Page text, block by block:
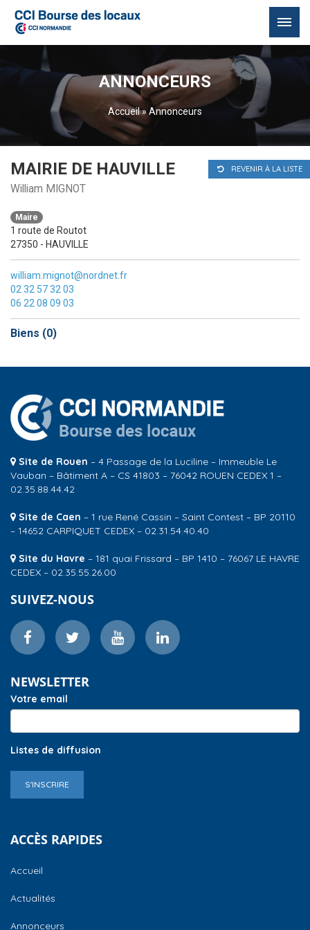
ANNONCEURS
Accueil»Annonceurs
REVENIR À LA LISTE
MAIRIE DE HAUVILLE
William MIGNOT
Maire
1 route de Routot
27350 - HAUVILLE
william.mignot@nordnet.fr
02 32 57 32 03
06 22 08 09 03
Biens (0)
Site de Rouen – 4 Passage de la Luciline – Immeuble Le
Vauban – Bâtiment A – CS 41803 – 76042 ROUEN CEDEX 1 –
02.35.88.44.42
Site de Caen – 1 rue René Cassin – Saint Contest – BP 20110
– 14652 CARPIQUET CEDEX – 02.31.54.40.40
Site du Havre – 181 quai Frissard – BP 1410 – 76067 LE HAVRE
CEDEX – 02.35.55.26.00
SUIVEZ-NOUS
NEWSLETTER
Votre email
Listes de diffusion
S'INSCRIRE
ACCÈS RAPIDES
Accueil
Actualités
Annonceurs